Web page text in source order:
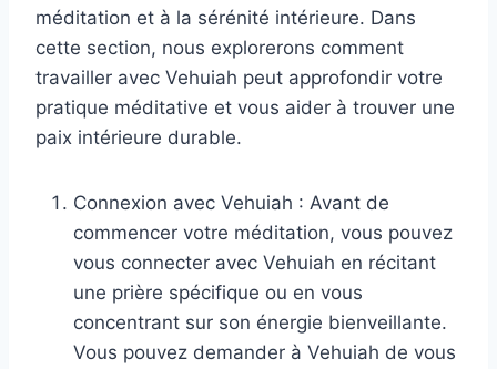
méditation et à la sérénité intérieure. Dans
cette section, nous explorerons comment
travailler avec Vehuiah peut approfondir votre
pratique méditative et vous aider à trouver une
paix intérieure durable.
Connexion avec Vehuiah : Avant de
commencer votre méditation, vous pouvez
vous connecter avec Vehuiah en récitant
une prière spécifique ou en vous
concentrant sur son énergie bienveillante.
Vous pouvez demander à Vehuiah de vous